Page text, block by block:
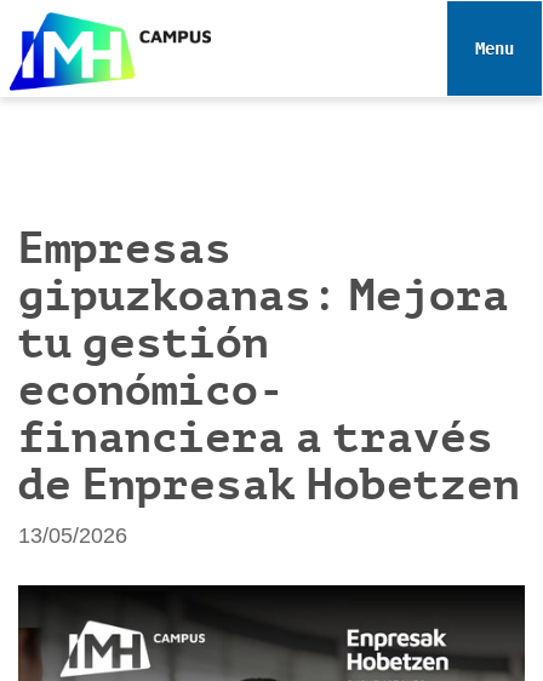
e
Toggle
Empresas
gipuzkoanas: Mejora
tu gestión
económico-
financiera a través
de Enpresak Hobetzen
13/05/2026